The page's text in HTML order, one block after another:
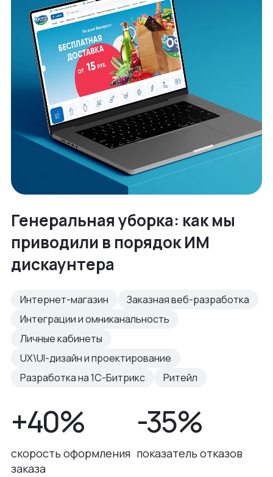
Генеральная уборка: как мы
приводили в порядок ИМ
дискаунтера
Интернет-магазин
Заказная веб-разработка
Интеграции и омниканальность
Личные кабинеты
UX\UI-дизайн и проектирование
Разработка на 1С-Битрикс
Ритейл
+40%
скорость оформления
заказа
-35%
показатель отказов